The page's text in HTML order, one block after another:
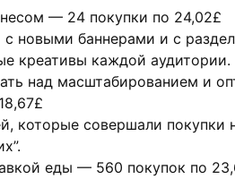
— 24 покупки по 24,02£
новыми баннерами и с
креативы каждой аудитории.
над масштабированием и
которые совершали покупки
еды — 560 покупок по